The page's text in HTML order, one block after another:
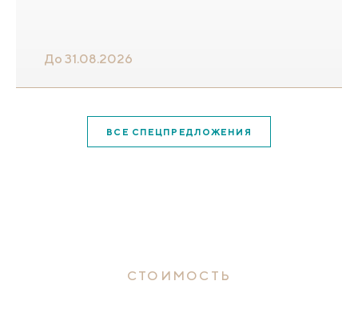
До 31.08.2026
ВСЕ СПЕЦПРЕДЛОЖЕНИЯ
СТОИМОСТЬ